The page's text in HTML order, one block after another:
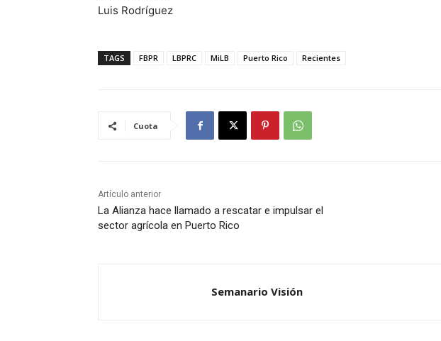
Luis Rodríguez
TAGS FBPR LBPRC MiLB Puerto Rico Recientes
Cuota
Artículo anterior
La Alianza hace llamado a rescatar e impulsar el
sector agrícola en Puerto Rico
Semanario Visión